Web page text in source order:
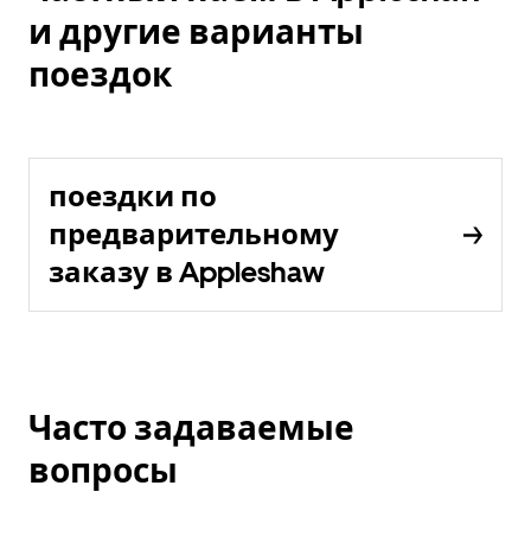
и другие варианты
поездок
поездки по
предварительному
заказу в Appleshaw
Часто задаваемые
вопросы